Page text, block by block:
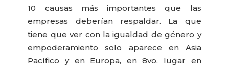
10 causas más importantes que las
empresas deberían respaldar. La que
tiene que ver con la igualdad de género y
empoderamiento solo aparece en Asia
Pacífico y en Europa, en 8vo. lugar en